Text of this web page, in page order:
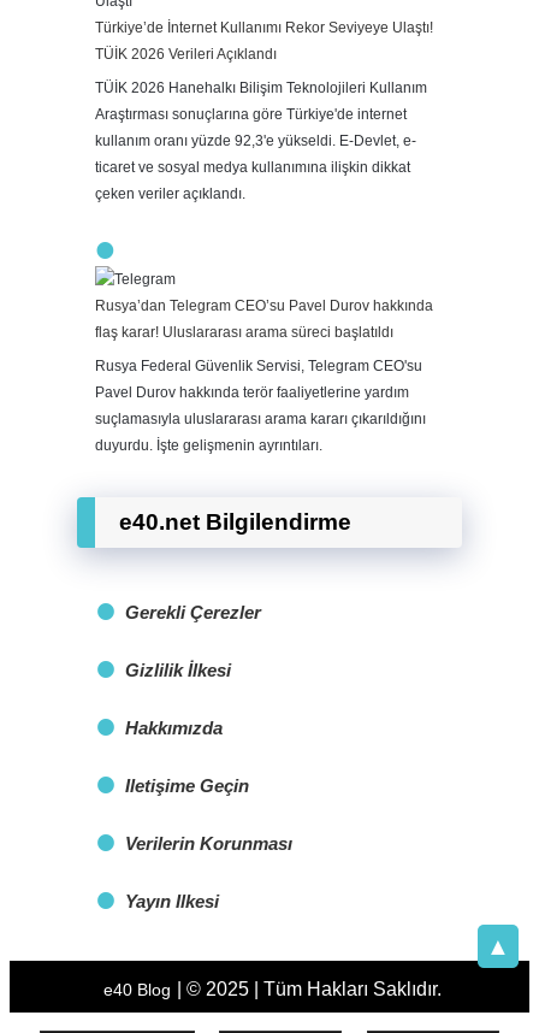
Türkiye’de İnternet Kullanımı Rekor Seviyeye Ulaştı!
TÜİK 2026 Verileri Açıklandı
TÜİK 2026 Hanehalkı Bilişim Teknolojileri Kullanım
Araştırması sonuçlarına göre Türkiye'de internet
kullanım oranı yüzde 92,3'e yükseldi. E-Devlet, e-
ticaret ve sosyal medya kullanımına ilişkin dikkat
çeken veriler açıklandı.
Rusya’dan Telegram CEO’su Pavel Durov hakkında
flaş karar! Uluslararası arama süreci başlatıldı
Rusya Federal Güvenlik Servisi, Telegram CEO'su
Pavel Durov hakkında terör faaliyetlerine yardım
suçlamasıyla uluslararası arama kararı çıkarıldığını
duyurdu. İşte gelişmenin ayrıntıları.
e40.net Bilgilendirme
Gerekli Çerezler
Gizlilik İlkesi
Hakkımızda
Iletişime Geçin
Verilerin Korunması
Yayın Ilkesi
▲
e40 Blog | © 2025 | Tüm Hakları Saklıdır.